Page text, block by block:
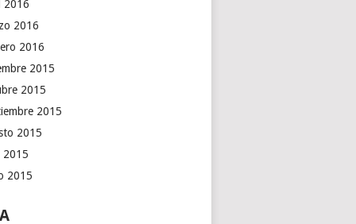
2016
2016
2016
2015
2015
2015
2015
2015
2015